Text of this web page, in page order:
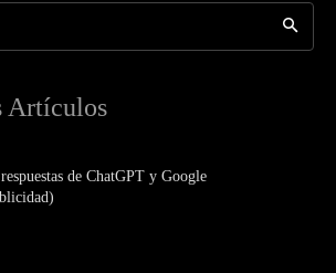
Artículos
de ChatGPT y Google